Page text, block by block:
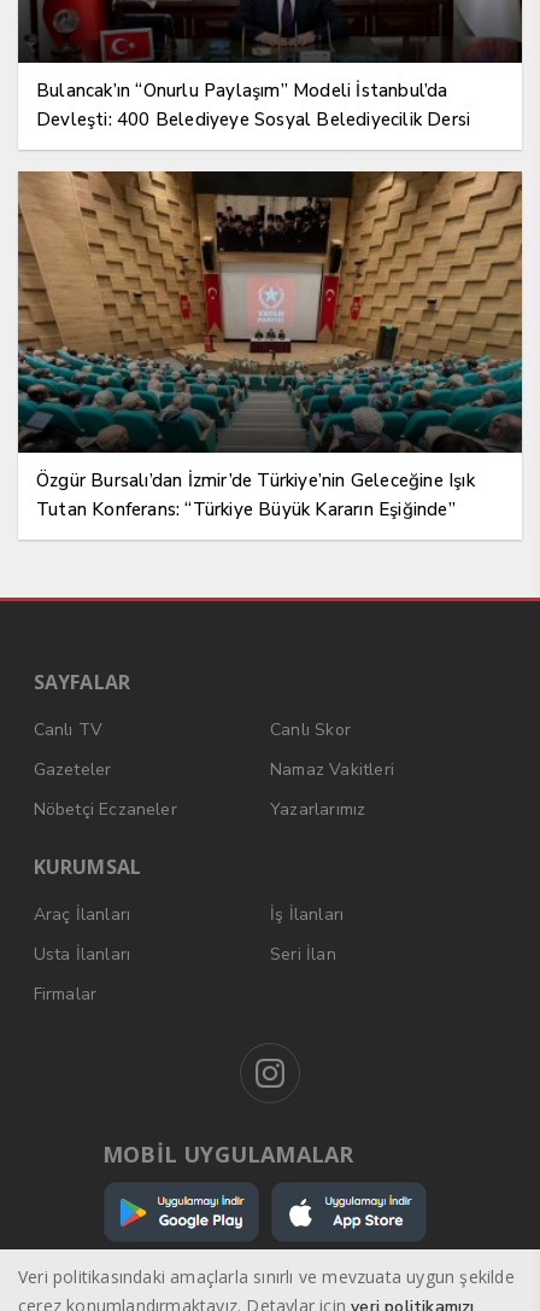
Bulancak’ın “Onurlu Paylaşım” Modeli İstanbul’da
Devleşti: 400 Belediyeye Sosyal Belediyecilik Dersi
Özgür Bursalı’dan İzmir’de Türkiye’nin Geleceğine Işık
Tutan Konferans: “Türkiye Büyük Kararın Eşiğinde”
SAYFALAR
Canlı TV
Canlı Skor
Gazeteler
Namaz Vakitleri
Nöbetçi Eczaneler
Yazarlarımız
KURUMSAL
Araç İlanları
İş İlanları
Usta İlanları
Seri İlan
Firmalar
MOBİL UYGULAMALAR
Veri politikasındaki amaçlarla sınırlı ve mevzuata uygun şekilde
çerez konumlandırmaktayız. Detaylar için